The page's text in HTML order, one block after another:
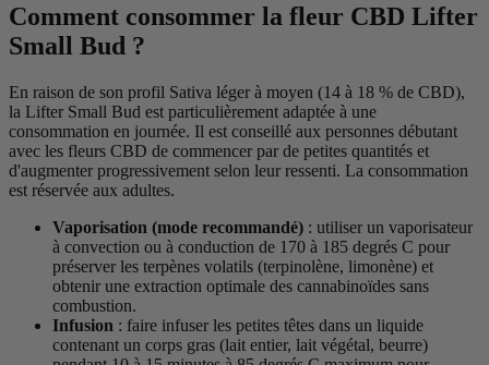
Comment consommer la fleur CBD Lifter
Small Bud ?
En raison de son profil Sativa léger à moyen (14 à 18 % de CBD),
la Lifter Small Bud est particulièrement adaptée à une
consommation en journée. Il est conseillé aux personnes débutant
avec les fleurs CBD de commencer par de petites quantités et
d'augmenter progressivement selon leur ressenti. La consommation
est réservée aux adultes.
Vaporisation (mode recommandé) : utiliser un vaporisateur
à convection ou à conduction de 170 à 185 degrés C pour
préserver les terpènes volatils (terpinolène, limonène) et
obtenir une extraction optimale des cannabinoïdes sans
combustion.
Infusion : faire infuser les petites têtes dans un liquide
contenant un corps gras (lait entier, lait végétal, beurre)